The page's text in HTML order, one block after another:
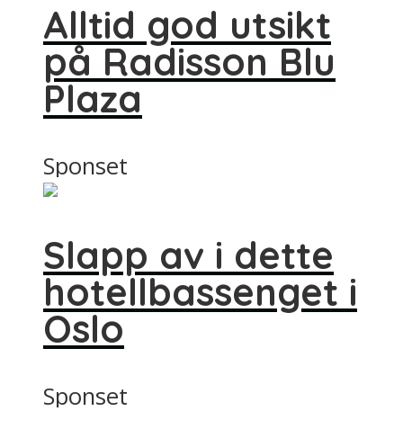
Alltid god utsikt
på Radisson Blu
Plaza
Sponset
Slapp av i dette
hotellbassenget i
Oslo
Sponset